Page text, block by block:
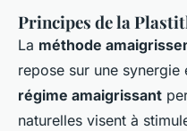
Principes de la
La méthode
repose sur une synergie
régime amaigrissant
naturelles visent à